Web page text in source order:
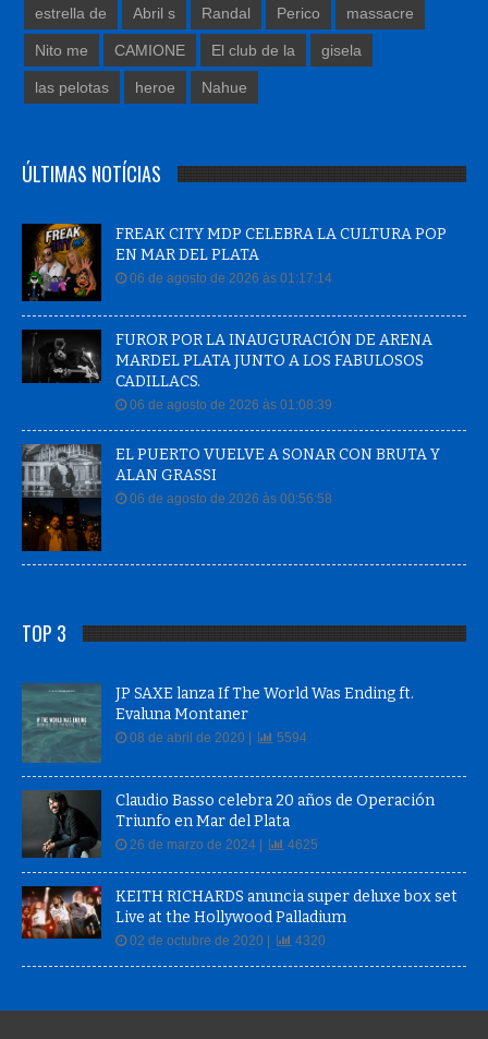
estrella de Abril s Randal Perico massacre
Nito me CAMIONE El club de la gisela
las pelotas heroe Nahue
ÚLTIMAS NOTÍCIAS
FREAK CITY MDP CELEBRA LA CULTURA POP
EN MAR DEL PLATA
06 de agosto de 2026 às 01:17:14
FUROR POR LA INAUGURACIÓN DE ARENA
MARDEL PLATA JUNTO A LOS FABULOSOS
CADILLACS.
06 de agosto de 2026 às 01:08:39
EL PUERTO VUELVE A SONAR CON BRUTA Y
ALAN GRASSI
06 de agosto de 2026 às 00:56:58
TOP 3
JP SAXE lanza If The World Was Ending ft.
Evaluna Montaner
08 de abril de 2020 | 5594
Claudio Basso celebra 20 años de Operación
Triunfo en Mar del Plata
26 de marzo de 2024 | 4625
KEITH RICHARDS anuncia super deluxe box set
Live at the Hollywood Palladium
02 de octubre de 2020 | 4320